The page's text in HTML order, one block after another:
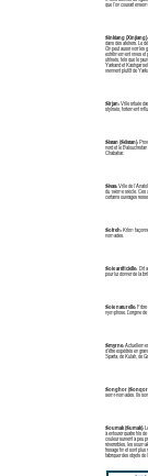
que l’on cousait
Sinkiang (Xinjiang):
dans des ateliers. Le
On peut aussi voir les
extrêmement vives et
utilisés, tels que le
Yarkand et Kashgar
viennent plutôt de
Sirjan:Ville située
stylisés, fortement
Sistan (Séistan):
nord et le
Chabahar.
Sivas:Ville de
du 19ème siècle. Ces
certains ouvrages
Sofreh:Kilim façonné
nomades.
Soie artificielle:Dit
pour lui donner de la
Soie naturelle:Fibre
nymphose. L’origine
Smyrne:
d’être expédiés en
Sparta, de Kulah, de
Songhor
semi-nomades. Ils
Soumak (Sumak):
à entourer quatre fils
couleur suivent à peu
réversibles, les
tissage fin et sont plus
fabriquer des objets de